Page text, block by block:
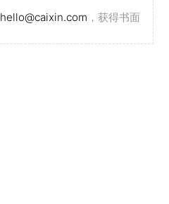
hello@caixin.com ，获得书面